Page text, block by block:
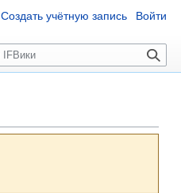
Создать учётную запись Войти